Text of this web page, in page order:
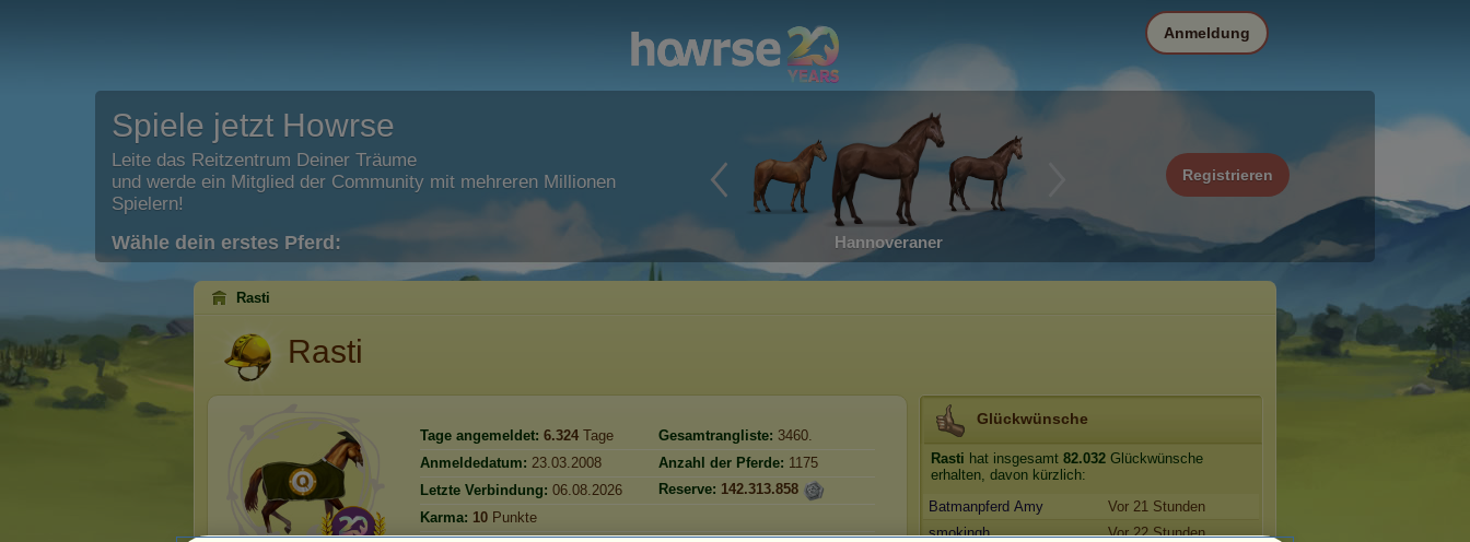
Spiele jetzt Howrse
Leite das Reitzentrum Deiner Träume
und werde ein Mitglied der Community mit mehreren Millionen
Spielern!
Wähle dein erstes Pferd: Hannoveraner
Registrieren
Anmeldung
Rasti
Rasti
Tage angemeldet: 6.324 Tage Gesamtrangliste: 3460.
Anmeldedatum: 23.03.2008 Anzahl der Pferde: 1175
Letzte Verbindung: 06.08.2026 Reserve: 142.313.858
Karma: 10 Punkte
Glückwünsche
Rasti hat insgesamt 82.032 Glückwünsche
erhalten, davon kürzlich:
Batmanpferd Amy
Vor 21 Stunden
smokinqh
Vor 22 Stunden